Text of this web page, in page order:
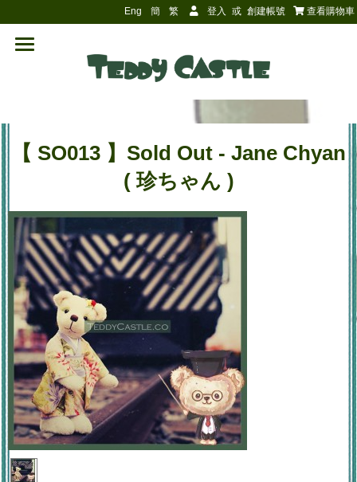
查看購物車
登入 或 創建帳號
Eng 簡 繁
【 SO013 】Sold Out - Jane Chyan
( 珍ちゃん )